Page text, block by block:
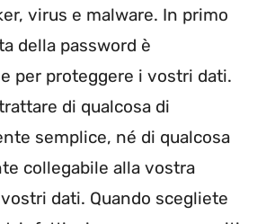
virus e malware. In primo
della password è
per proteggere i vostri dati.
di qualcosa di
semplice, né di qualcosa
collegabile alla vostra
dati. Quando scegliete